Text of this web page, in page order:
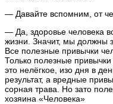
— Давайте вспомним, от
— Да, здоровье человека
жизни. Значит, мы должны
Все полезные привычки
Только полезные
это нелёгкое, изо дня в
результат, а вредные
сорная трава. Но зато
хозяина «Человека»